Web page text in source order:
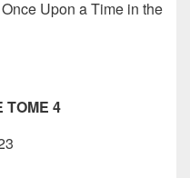
Upon a Time in the
TOME 4